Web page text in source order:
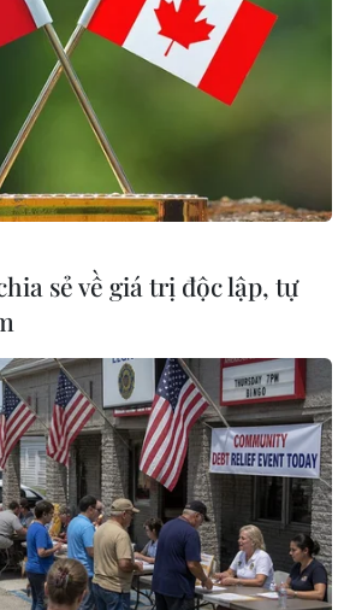
Nga trình diễn khả
trên tàu sân bay
hệ 4++ MiG-29K có khả năng
kiện thời tiết, cất hạ cánh trên
đấu hiệu quả nhờ hệ thống vũ khí
sẻ về giá trị độc lập, tự